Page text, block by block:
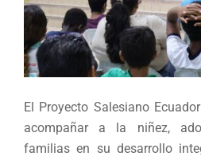
El Proyecto Salesiano
acompañar a la niñez,
familias en su desarrollo